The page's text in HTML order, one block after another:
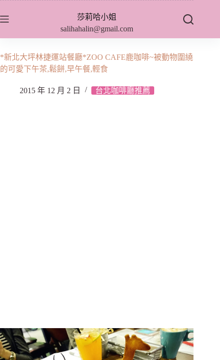
至
內
容
莎莉哈小姐
salihahalin@gmail.com
*新北大坪林捷運站餐廳*ZOO CAFE鹿咖啡~被動物圍繞
的可愛下午茶,鬆餅,早午餐,輕食
2015 年 12 月 2 日 台北咖啡廳推薦